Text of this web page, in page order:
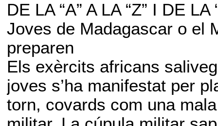
DE LA “A” A LA “Z” I DE
Joves de Madagascar o el
preparen
Els exèrcits africans
joves s’ha manifestat per
torn, covards com una